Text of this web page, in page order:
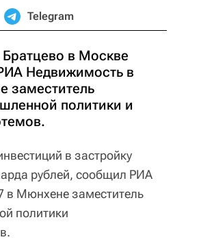
Telegram
в Москве
Недвижимость в
заместитель
политики и
в застройку
рублей, сообщил РИА
в Мюнхене заместитель
политики